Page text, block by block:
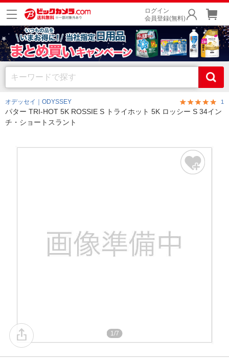
ログイン
会員登録(無料)
オデッセイ｜ODYSSEY 1
パター TRI-HOT 5K ROSSIE S トライホット 5K ロッシー S 34イン
チ・ショートスラント
1/7